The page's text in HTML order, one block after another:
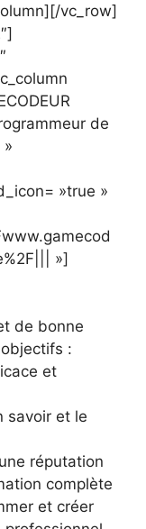
vc_row]
de
»true »
»]
de bonne
:
et
savoir et le
réputation
complète
et créer